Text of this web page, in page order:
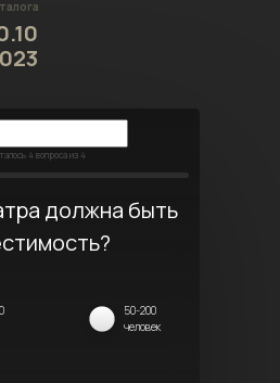
4 вопроса из 4
должна быть
50-200
человек